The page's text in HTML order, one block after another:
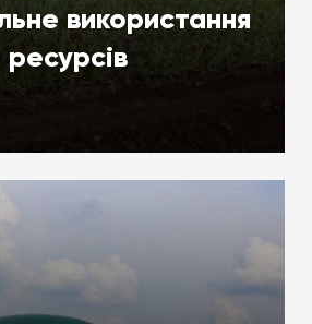
використання
ресурсів